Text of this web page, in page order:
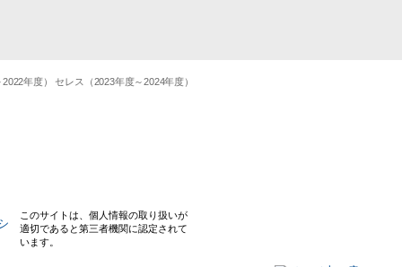
年度） セレス（2023年度～2024年度）
このサイトは、個人情報の取り扱いが
適切であると第三者機関に認定されて
います。